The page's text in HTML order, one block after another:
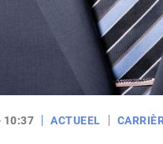
10:37 ACTUEEL